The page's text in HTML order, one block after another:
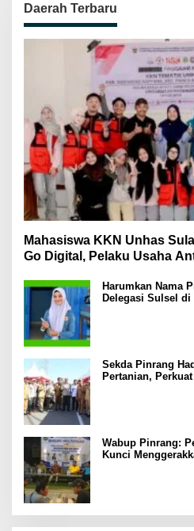
Daerah Terbaru
Mahasiswa KKN Unhas
Go Digital, Pelaku Usaha
Harumkan Nama
Delegasi Sulsel
Sekda Pinrang
Pertanian,
Wabup Pinrang:
Kunci